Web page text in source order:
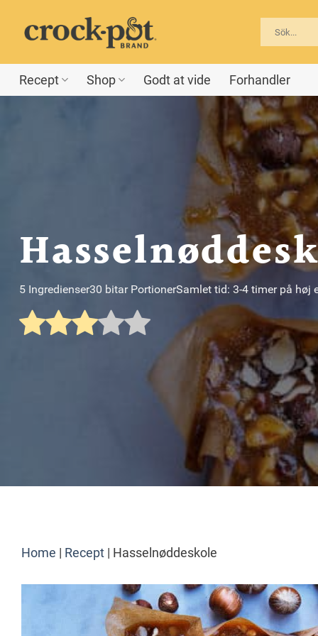
indhold
Recept Shop Godt at vide Forhandler
5 Ingredienser30 bitar PortionerSamlet tid: 3-4 timer på høj
Home Recept Hasselnøddeskole